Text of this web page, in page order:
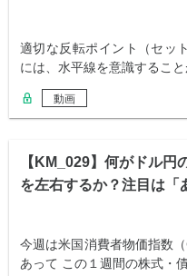
適切な反転ポイント（セッ
には、水平線を意識するこ
動画
【KM_029】何がドル円
を左右するか？注目は「
今週は米国消費者物価指数
あって この１週間の株式・